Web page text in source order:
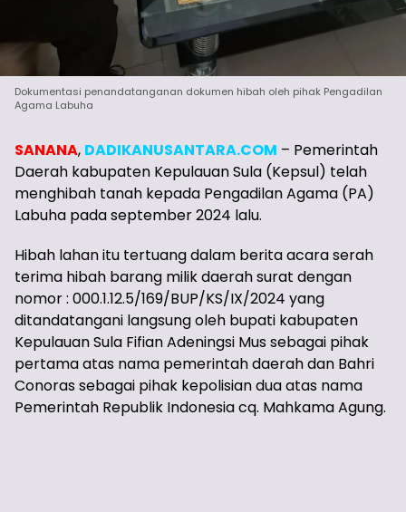
Dokumentasi penandatanganan dokumen hibah oleh pihak Pengadilan
Agama Labuha
SANANA, DADIKANUSANTARA.COM – Pemerintah
Daerah kabupaten Kepulauan Sula (Kepsul) telah
menghibah tanah kepada Pengadilan Agama (PA)
Labuha pada september 2024 lalu.
Hibah lahan itu tertuang dalam berita acara serah
terima hibah barang milik daerah surat dengan
nomor : 000.1.12.5/169/BUP/KS/IX/2024 yang
ditandatangani langsung oleh bupati kabupaten
Kepulauan Sula Fifian Adeningsi Mus sebagai pihak
pertama atas nama pemerintah daerah dan Bahri
Conoras sebagai pihak kepolisian dua atas nama
Pemerintah Republik Indonesia cq. Mahkama Agung.